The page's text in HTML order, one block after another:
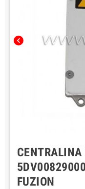
chevron_left
FUZION